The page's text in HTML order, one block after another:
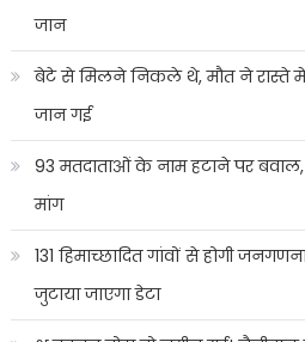
जान
बेटे से मिलने निकले थे, मौत ने रास्ते
जान गई
93 मतदाताओं के नाम हटाने पर
मांग
131 हिमाच्छादित गांवों से होगी
जुटाया जाएगा डेटा